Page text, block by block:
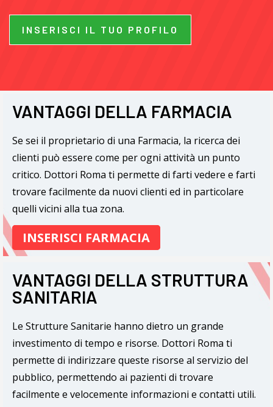
INSERISCI IL TUO PROFILO
VANTAGGI DELLA FARMACIA
Se sei il proprietario di una Farmacia, la ricerca dei
clienti può essere come per ogni attività un punto
critico. Dottori Roma ti permette di farti vedere e farti
trovare facilmente da nuovi clienti ed in particolare
quelli vicini alla tua zona.
INSERISCI FARMACIA
VANTAGGI DELLA STRUTTURA
SANITARIA
Le Strutture Sanitarie hanno dietro un grande
investimento di tempo e risorse. Dottori Roma ti
permette di indirizzare queste risorse al servizio del
pubblico, permettendo ai pazienti di trovare
facilmente e velocemente informazioni e contatti utili.